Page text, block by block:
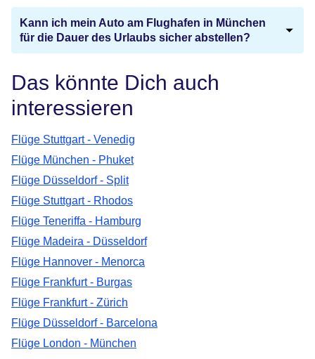
Kann ich mein Auto am Flughafen in München
für die Dauer des Urlaubs sicher abstellen?
Das könnte Dich auch
interessieren
Flüge Stuttgart - Venedig
Flüge München - Phuket
Flüge Düsseldorf - Split
Flüge Stuttgart - Rhodos
Flüge Teneriffa - Hamburg
Flüge Madeira - Düsseldorf
Flüge Hannover - Menorca
Flüge Frankfurt - Burgas
Flüge Frankfurt - Zürich
Flüge Düsseldorf - Barcelona
Flüge London - München